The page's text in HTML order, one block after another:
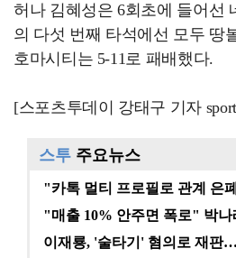
허나 김혜성은 6회초에 들어선
의 다섯 번째 타석에선 모두 땅
호마시티는 5-11로 패배했다.
[스포츠투데이 강태구 기자
스투 주요뉴스
"매출 10% 안주면 폭로" 박